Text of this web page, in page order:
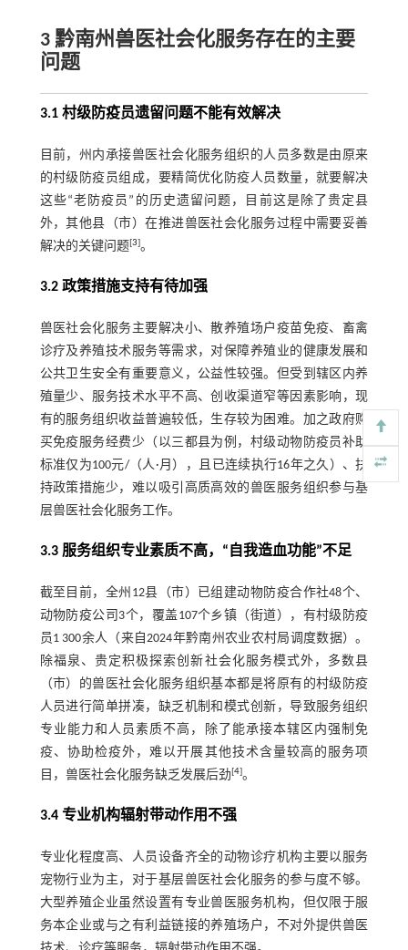
3 黔南州兽医社会化服务存在的主要
问题
3.1 村级防疫员遗留问题不能有效解决
目前，州内承接兽医社会化服务组织的人员多数是由原来
的村级防疫员组成，要精简优化防疫人员数量，就要解决
这些“老防疫员”的历史遗留问题，目前这是除了贵定县
外，其他县（市）在推进兽医社会化服务过程中需要妥善
解决的关键问题[3]。
3.2 政策措施支持有待加强
兽医社会化服务主要解决小、散养殖场户疫苗免疫、畜禽
诊疗及养殖技术服务等需求，对保障养殖业的健康发展和
公共卫生安全有重要意义，公益性较强。但受到辖区内养
殖量少、服务技术水平不高、创收渠道窄等因素影响，现
有的服务组织收益普遍较低，生存较为困难。加之政府购
买免疫服务经费少（以三都县为例，村级动物防疫员补助
标准仅为100元/（人·月），且已连续执行16年之久）、扶
持政策措施少，难以吸引高质高效的兽医服务组织参与基
层兽医社会化服务工作。
3.3 服务组织专业素质不高，“自我造血功能”不足
截至目前，全州12县（市）已组建动物防疫合作社48个、
动物防疫公司3个，覆盖107个乡镇（街道），有村级防疫
员1 300余人（来自2024年黔南州农业农村局调度数据）。
除福泉、贵定积极探索创新社会化服务模式外，多数县
（市）的兽医社会化服务组织基本都是将原有的村级防疫
人员进行简单拼凑，缺乏机制和模式创新，导致服务组织
专业能力和人员素质不高，除了能承接本辖区内强制免
疫、协助检疫外，难以开展其他技术含量较高的服务项
目，兽医社会化服务缺乏发展后劲[4]。
3.4 专业机构辐射带动作用不强
专业化程度高、人员设备齐全的动物诊疗机构主要以服务
宠物行业为主，对于基层兽医社会化服务的参与度不够。
大型养殖企业虽然设置有专业兽医服务机构，但仅限于服
务本企业或与之有利益链接的养殖场户，不对外提供兽医